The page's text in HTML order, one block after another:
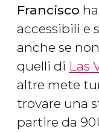
Francisco
accessibili e
anche se
quelli di Las
altre mete
trovare una
partire da 90